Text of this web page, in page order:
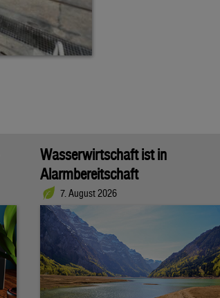
Wasserwirtschaft ist in
Alarmbereitschaft
7. August 2026